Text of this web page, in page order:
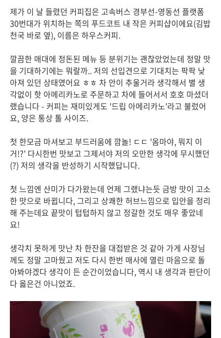
제가 이 날 들렸던 커피집은 고속버스 경부선-영동선 플랫폼
30번대가 위치하는 쪽의 푸드코트 내 작은 커피샵이에요(김밥
천국 바로 옆), 이름은 하우스커피.
깔끔한 매대에 정돈된 메뉴 등 분위기는 괜찮았었는데 정말 맛
을 기대하기에는 뭐랄까.. 저의 선입견으로 기대치는 팍팍 낮
아져 있던 상태였어요 ㅎㅎ 차 안이 추울거라 생각해서 별 생
각없이 핫 아메리카노로 주문하고 차에 들어서서 호호 마셨더
랬습니다 - 커피는 재미있게도 '드립 아메리카노'라고 불렀어
요, 양은 통상 톨 사이즈.
첫 한모금 마셔보고 부드러움에 깜놀! ㄷㄷ '옴마야, 뭐지 이
거!?' 다시한번 맛보고 그제서야 저의 오만한 생각에 무시했던
(?) 저의 생각을 반성하기 시작했답니다.
첫 느낌엔 산미가 다가왔는데 언제 그랬냐는듯 금방 맛이 고소
한 맛으로 바뀝니다, 그리고 상쾌한 허브느낌으로 입안을 정리
해 주는데요 끝맛이 텁텁하지 않고 정갈한 것도 매우 좋았네
요!
생각치 못하게 맛난 차 한잔을 대접받은 것 같아 가게 사장님
께도 정말 고마웠고 저도 다시 한번 매사에 열린 마음으로 돌
아봐야겠다 생각이 든 순간이었습니다, 역시 내 생각과 판단이
다 옳은건 아니었죠.